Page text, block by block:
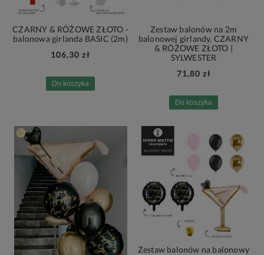
CZARNY & RÓŻOWE ZŁOTO -
balonowa girlanda BASIC (2m)
106,30 zł
Do koszyka
Zestaw balonów na 2m
balonowej girlandy, CZARNY
& RÓŻOWE ZŁOTO |
SYLWESTER
71,80 zł
Do koszyka
Zestaw balonów na balonowy